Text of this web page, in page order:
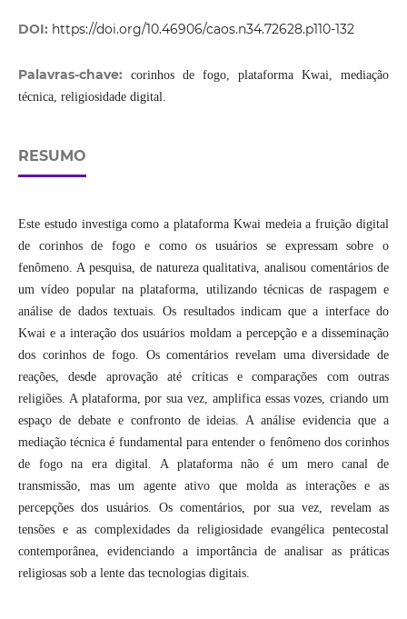
DOI: https://doi.org/10.46906/caos.n34.72628.p110-132
Palavras-chave:
corinhos de fogo, plataforma Kwai, mediação
técnica, religiosidade digital.
RESUMO
Este estudo investiga como a plataforma Kwai medeia a fruição digital
de corinhos de fogo e como os usuários se expressam sobre o
fenômeno. A pesquisa, de natureza qualitativa, analisou comentários de
um vídeo popular na plataforma, utilizando técnicas de raspagem e
análise de dados textuais. Os resultados indicam que a interface do
Kwai e a interação dos usuários moldam a percepção e a disseminação
dos corinhos de fogo. Os comentários revelam uma diversidade de
reações, desde aprovação até críticas e comparações com outras
religiões. A plataforma, por sua vez, amplifica essas vozes, criando um
espaço de debate e confronto de ideias. A análise evidencia que a
mediação técnica é fundamental para entender o fenômeno dos corinhos
de fogo na era digital. A plataforma não é um mero canal de
transmissão, mas um agente ativo que molda as interações e as
percepções dos usuários. Os comentários, por sua vez, revelam as
tensões e as complexidades da religiosidade evangélica pentecostal
contemporânea, evidenciando a importância de analisar as práticas
religiosas sob a lente das tecnologias digitais.